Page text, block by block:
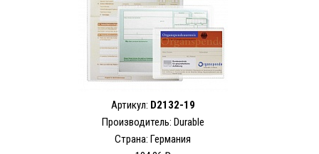
Артикул: D2132-19
Производитель: Durable
Страна: Германия